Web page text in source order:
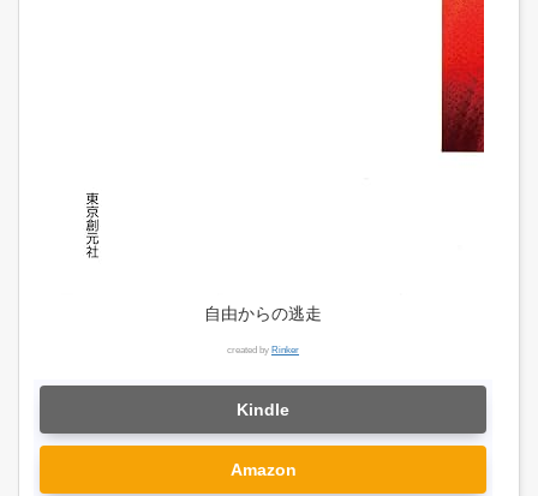
自由からの逃走
created by Rinker
Kindle
Amazon